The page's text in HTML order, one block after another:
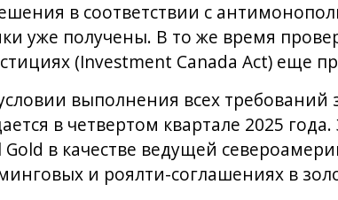
в соответствии с
уже получены. В то же время
(Investment Canada Act) еще
выполнения всех
в четвертом квартале 2025
Gold в качестве ведущей
и роялти-соглашениях в